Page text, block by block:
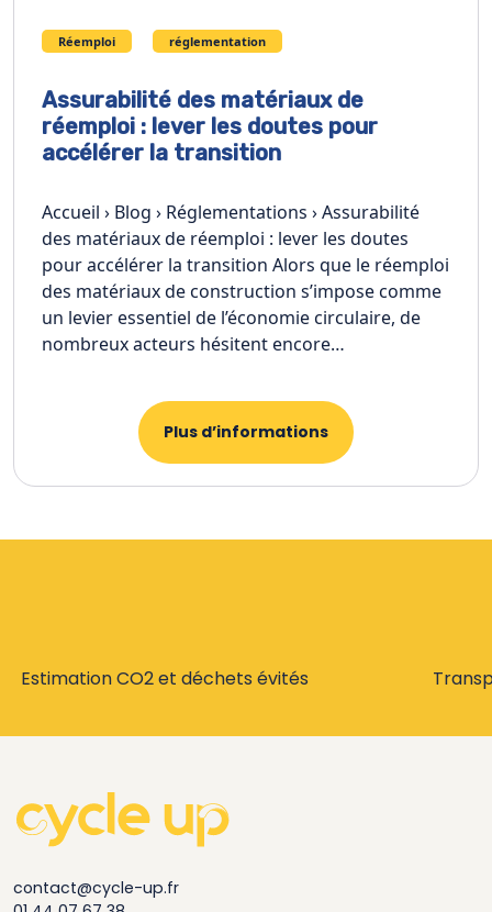
Réemploi réglementation
Assurabilité des matériaux de
réemploi : lever les doutes pour
accélérer la transition
Accueil › Blog › Réglementations › Assurabilité
des matériaux de réemploi : lever les doutes
pour accélérer la transition Alors que le réemploi
des matériaux de construction s’impose comme
un levier essentiel de l’économie circulaire, de
nombreux acteurs hésitent encore…
Plus d’informations
Estimation CO2 et déchets évités
contact@cycle-up.fr